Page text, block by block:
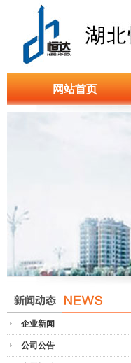
网站首页
企业新闻
公司公告